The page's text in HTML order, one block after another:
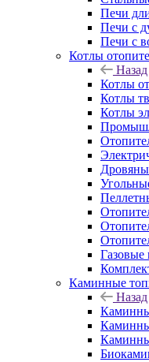
Печи
Печи с
Печи с
Котлы
Назад
Котлы
Котлы
Котлы
Газовые
Каминные
Назад